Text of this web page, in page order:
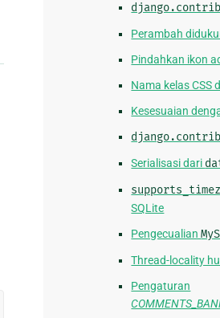
Perambah
Pindahkan ikon
Nama kelas CSS
Kesesuaian
Serialisasi dari
SQLite
Pengecualian
Thread-locality
Pengaturan